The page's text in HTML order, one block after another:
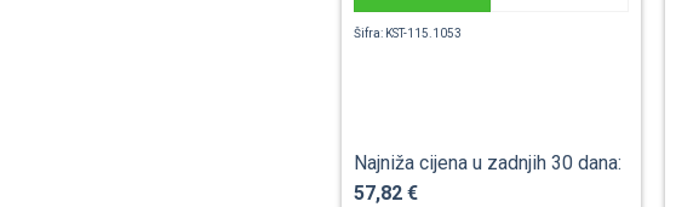
Šifra: KST-115.1053
Najniža cijena u zadnjih 30 dana:
57,82 €